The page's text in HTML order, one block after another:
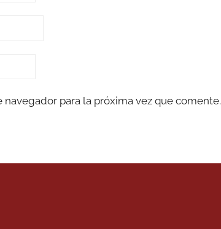
para la próxima vez que comente.